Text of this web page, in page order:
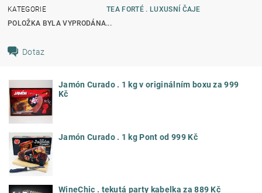
KATEGORIE
TEA FORTÉ . LUXUSNÍ ČAJE
POLOŽKA BYLA VYPRODÁNA...
Dotaz
Jamón Curado . 1 kg v originálním boxu za 999
Kč
Jamón Curado . 1 kg Pont od 999 Kč
WineChic . tekutá party kabelka za 889 Kč